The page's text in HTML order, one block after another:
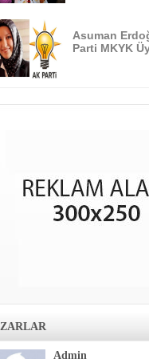
Asuman
Parti MKYK
Admin